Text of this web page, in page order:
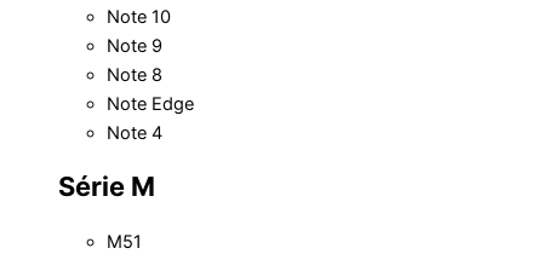
Note 10
Note 9
Note 8
Note Edge
Note 4
Série M
M51